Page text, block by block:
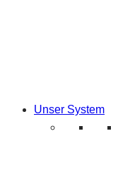
Unser System